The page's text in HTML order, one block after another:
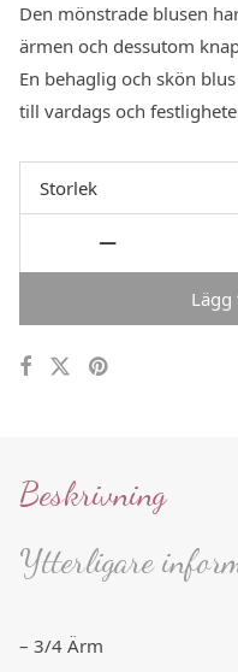
Den mönstrade blusen
ärmen och dessutom
En behaglig och skön
till vardags och
Storlek
Beskrivning
Ytterligare
– 3/4 Ärm